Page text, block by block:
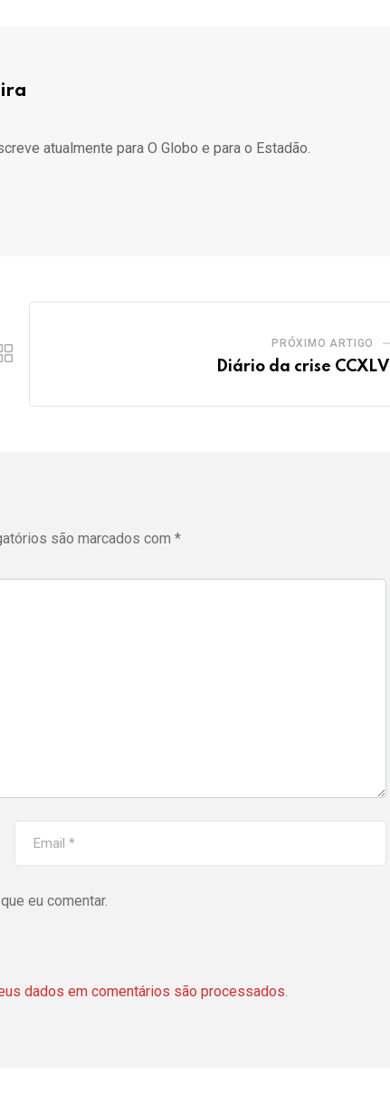
atualmente para O Globo e para o Estadão.
PRÓXIMO ARTIGO
Diário da crise CCXLVI
são marcados com *
eu comentar.
dados em comentários são processados.